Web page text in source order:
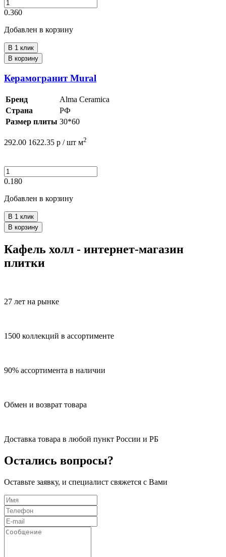
0.360
Добавлен в корзину
В 1 клик
В корзину
Керамогранит Mural
Бренд
Alma Ceramica
Страна
РФ
Размер плиты 30*60
292.00 1622.35 р / шт м2
0.180
Добавлен в корзину
В 1 клик
В корзину
Кафель холл - интернет-магазин
плитки
27 лет на рынке
1500 коллекций в ассортименте
90% ассортимента в наличии
Обмен и возврат товара
Доставка товара в любой пункт России и РБ
Остались вопросы?
Оставьте заявку, и специалист свяжется с Вами